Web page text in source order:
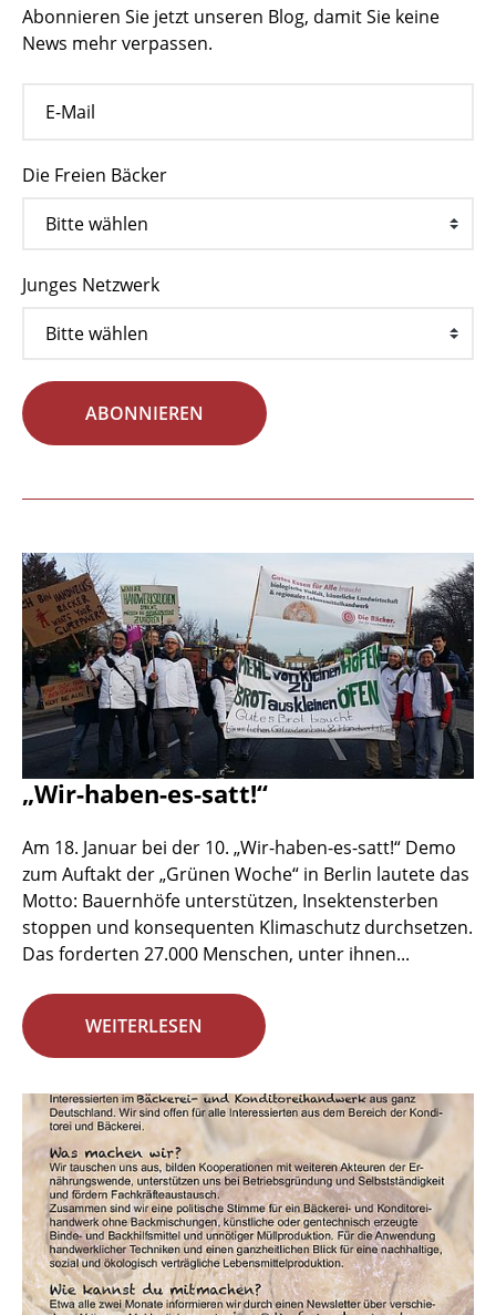
Abonnieren Sie jetzt unseren Blog, damit Sie keine
News mehr verpassen.
Die Freien Bäcker
Junges Netzwerk
ABONNIEREN
„Wir-haben-es-satt!“
Am 18. Januar bei der 10. „Wir-haben-es-satt!“ Demo
zum Auftakt der „Grünen Woche“ in Berlin lautete das
Motto: Bauernhöfe unterstützen, Insektensterben
stoppen und konsequenten Klimaschutz durchsetzen.
Das forderten 27.000 Menschen, unter ihnen...
WEITERLESEN